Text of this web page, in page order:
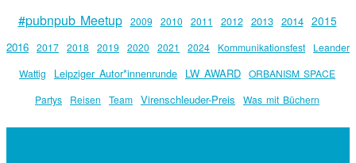
#pubnpub Meetup 2009 2010 2011 2012 2013 2014 2015
2016 2017 2018 2019 2020 2021 2024 Kommunikationsfest
Leander
Wattig
Leipziger Autor*innenrunde LW AWARD ORBANISM SPACE
Partys
Reisen Team Virenschleuder-Preis Was mit Büchern